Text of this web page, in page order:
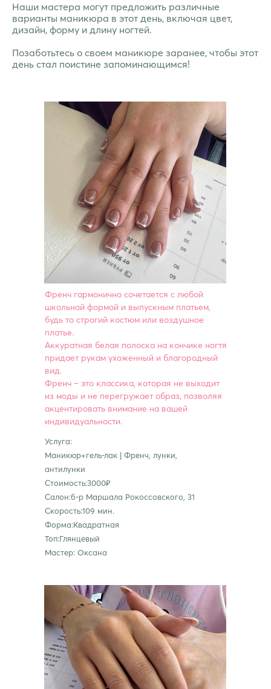
Наши мастера могут предложить различные
варианты маникюра в этот день, включая цвет,
дизайн, форму и длину ногтей.
Позаботьтесь о своем маникюре заранее, чтобы этот
день стал поистине запоминающимся!
Френч гармонично сочетается с любой
школьной формой и выпускным платьем,
будь то строгий костюм или воздушное
платье.
Аккуратная белая полоска на кончике ногтя
придает рукам ухоженный и благородный
вид.
Френч – это классика, которая не выходит
из моды и не перегружает образ, позволяя
акцентировать внимание на вашей
индивидуальности.
Услуга:
Маникюр+гель-лак | Френч, лунки,
антилунки
Стоимость:3000₽
Салон:б-р Маршала Рокоссовского, 31
Скорость:109 мин.
Форма:Квадратная
Топ:Глянцевый
Мастер: Оксана